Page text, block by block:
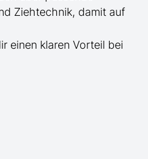
Ziehtechnik, damit auf
einen klaren Vorteil bei